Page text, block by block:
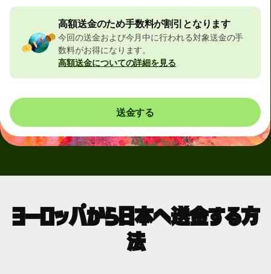
高額送金のため手数料が割引となります
今回の送金および今月中に行われる対象送金の手
数料がお得になります。
高額送金についての詳細を見る
送金する
ヨーロッパから日本へ送金する方
法